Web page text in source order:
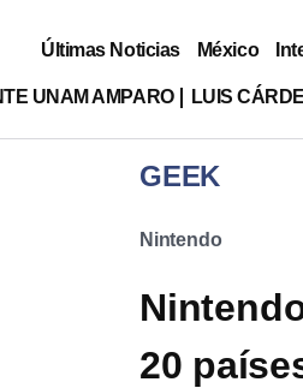
Últimas Noticias México
UNAM AMPARO LUIS
GEEK
Nintendo
20